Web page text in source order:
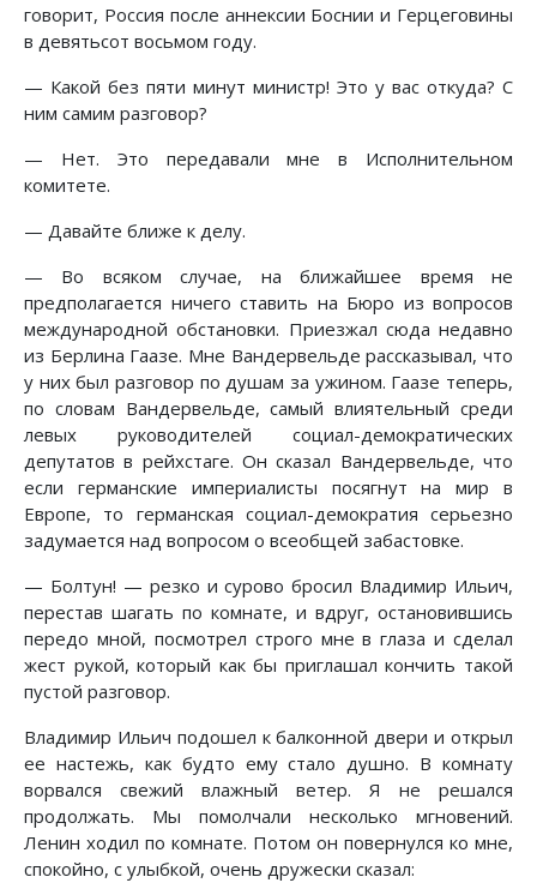
говорит, Россия после аннексии Боснии и Герцеговины
в девятьсот восьмом году.
— Какой без пяти минут министр! Это у вас откуда? С
ним самим разговор?
— Нет. Это передавали мне в Исполнительном
комитете.
— Давайте ближе к делу.
— Во всяком случае, на ближайшее время не
предполагается ничего ставить на Бюро из вопросов
международной обстановки. Приезжал сюда недавно
из Берлина Гаазе. Мне Вандервельде рассказывал, что
у них был разговор по душам за ужином. Гаазе теперь,
по словам Вандервельде, самый влиятельный среди
левых руководителей социал-демократических
депутатов в рейхстаге. Он сказал Вандервельде, что
если германские империалисты посягнут на мир в
Европе, то германская социал-демократия серьезно
задумается над вопросом о всеобщей забастовке.
— Болтун! — резко и сурово бросил Владимир Ильич,
перестав шагать по комнате, и вдруг, остановившись
передо мной, посмотрел строго мне в глаза и сделал
жест рукой, который как бы приглашал кончить такой
пустой разговор.
Владимир Ильич подошел к балконной двери и открыл
ее настежь, как будто ему стало душно. В комнату
ворвался свежий влажный ветер. Я не решался
продолжать. Мы помолчали несколько мгновений.
Ленин ходил по комнате. Потом он повернулся ко мне,
спокойно, с улыбкой, очень дружески сказал: